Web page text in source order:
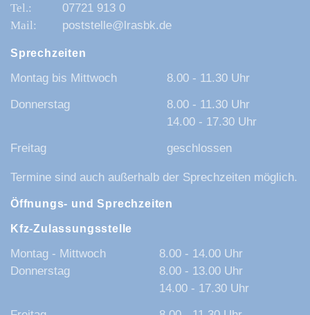
07721 913 0
poststelle@lrasbk.de
Sprechzeiten
Montag bis Mittwoch
8.00 - 11.30 Uhr
Donnerstag
8.00 - 11.30 Uhr
14.00 - 17.30 Uhr
Freitag
geschlossen
Termine sind auch außerhalb der Sprechzeiten möglich.
Öffnungs- und Sprechzeiten
Kfz-Zulassungsstelle
Montag - Mittwoch
8.00 - 14.00 Uhr
Donnerstag
8.00 - 13.00 Uhr
14.00 - 17.30 Uhr